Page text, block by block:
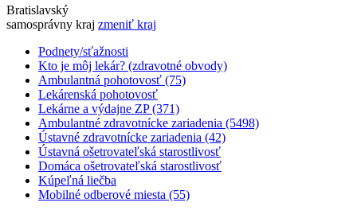
Bratislavský
samosprávny kraj zmeniť kraj
Podnety/sťažnosti
Kto je môj lekár? (zdravotné obvody)
Ambulantná pohotovosť (75)
Lekárenská pohotovosť
Lekárne a výdajne ZP (371)
Ambulantné zdravotnícke zariadenia (5498)
Ústavné zdravotnícke zariadenia (42)
Ústavná ošetrovateľská starostlivosť
Domáca ošetrovateľská starostlivosť
Kúpeľná liečba
Mobilné odberové miesta (55)